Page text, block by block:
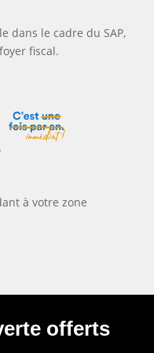
dans le cadre du SAP,
fiscal.
à votre zone
offerts